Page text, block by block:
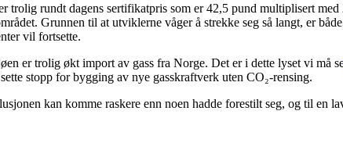
trolig rundt dagens sertifikatpris som er 42,5 pund multiplisert
Grunnen til at utviklerne våger å strekke seg så langt, er
vil fortsette.
er trolig økt import av gass fra Norge. Det er i dette lyset vi må
stopp for bygging av nye gasskraftverk uten CO₂-rensing.
kan komme raskere enn noen hadde forestilt seg, og til en